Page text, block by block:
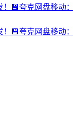
人向科幻美漫
💾夸克网盘移
专搜
💾夸克网盘移